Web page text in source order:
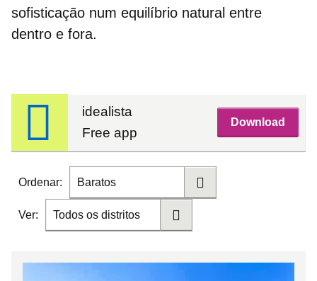
sofisticação num equilíbrio natural entre
dentro e fora.
idealista
Free app
Download
Ordenar: Baratos
Ver: Todos os distritos